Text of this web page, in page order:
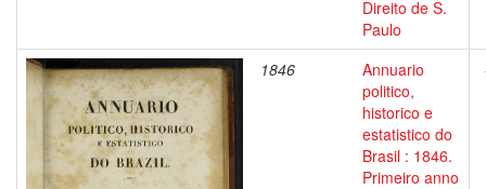
Direito de S.
Paulo
1846
Annuario
politico,
historico e
estatistico do
Brasil : 1846.
Primeiro anno